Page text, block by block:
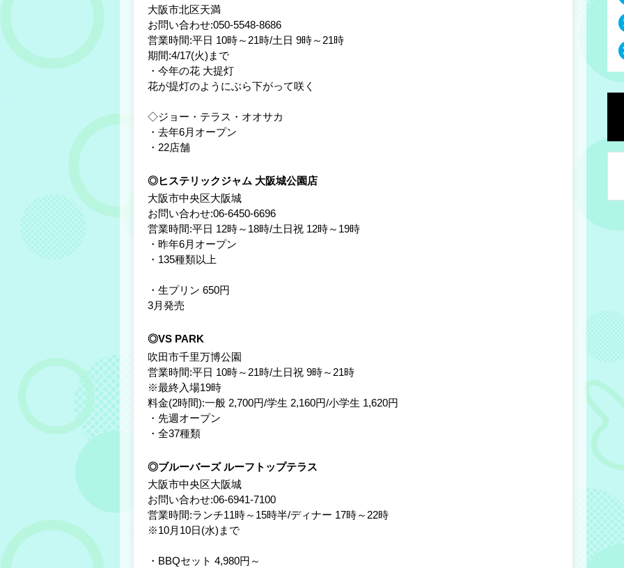
大阪市北区天満
お問い合わせ:050-5548-8686
営業時間:平日 10時～21時/土日 9時～21時
期間:4/17(火)まで
・今年の花 大提灯
花が提灯のようにぶら下がって咲く
◇ジョー・テラス・オオサカ
・去年6月オープン
・22店舗
◎ヒステリックジャム 大阪城公園店
大阪市中央区大阪城
お問い合わせ:06-6450-6696
営業時間:平日 12時～18時/土日祝 12時～19時
・昨年6月オープン
・135種類以上
・生プリン 650円
3月発売
◎VS PARK
吹田市千里万博公園
営業時間:平日 10時～21時/土日祝 9時～21時
※最終入場19時
料金(2時間):一般 2,700円/学生 2,160円/小学生 1,620円
・先週オープン
・全37種類
◎ブルーバーズ ルーフトップテラス
大阪市中央区大阪城
お問い合わせ:06-6941-7100
営業時間:ランチ11時～15時半/ディナー 17時～22時
※10月10日(水)まで
・BBQセット 4,980円～